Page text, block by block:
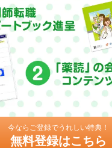
今ならご登録でうれしい特典！
無料登録はこちら